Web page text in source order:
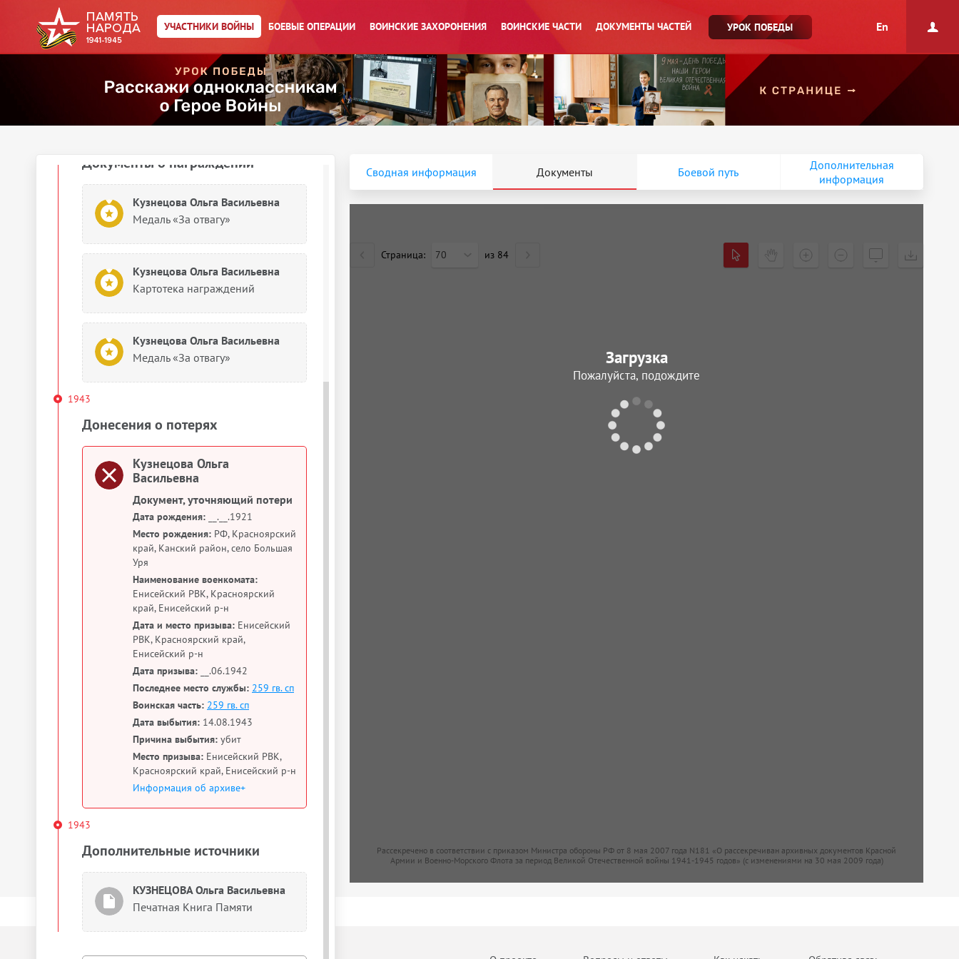
УЧАСТНИКИ ВОЙНЫ БОЕВЫЕ ОПЕРАЦИИ ВОИНСКИЕ ЗАХОРОНЕНИЯ ВОИНСКИЕ ЧАСТИ ДОКУМЕНТЫ ЧАСТЕЙ УРОК ПОБЕДЫ En
Упоминается в 5 документах:
Выберите документ ниже
Документы о награждении
Кузнецова Ольга Васильевна
Медаль «За отвагу»
Кузнецова Ольга Васильевна
Картотека награждений
Кузнецова Ольга Васильевна
Медаль «За отвагу»
1943
Донесения о потерях
Кузнецова Ольга
Васильевна
Документ, уточняющий потери
Дата рождения: __.__.1921
Место рождения: РФ, Красноярский
край, Канский район, село Большая
Уря
Наименование военкомата:
Енисейский РВК, Красноярский
край, Енисейский р-н
Дата и место призыва: Енисейский
РВК, Красноярский край,
Енисейский р-н
Дата призыва: __.06.1942
Последнее место службы: 259 гв. сп
Воинская часть: 259 гв. сп
Дата выбытия: 14.08.1943
Причина выбытия: убит
Место призыва: Енисейский РВК,
Красноярский край, Енисейский р-н
Информация об архиве+
1943
Дополнительные источники
КУЗНЕЦОВА Ольга Васильевна
Печатная Книга Памяти
Сводная информация Документы Боевой путь
Дополнительная
информация
Страница: 70 из 84
Рассекречено в соответствии с приказом Министра обороны РФ от 8 мая 2007 года N181 «О рассекречиван архивных документов Красной
Армии и Военно-Морского Флота за период Великой Отечественной войны 1941-1945 годов» (с изменениями на 30 мая 2009 года)
Загрузка
Пожалуйста, подождите